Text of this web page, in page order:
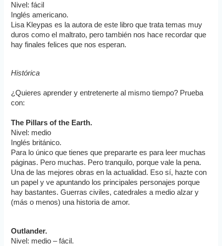
Nivel: fácil
Inglés americano.
Lisa Kleypas es la autora de este libro que trata temas muy
duros como el maltrato, pero también nos hace recordar que
hay finales felices que nos esperan.
Histórica
¿Quieres aprender y entretenerte al mismo tiempo? Prueba
con:
The Pillars of the Earth.
Nivel: medio
Inglés británico.
Para lo único que tienes que prepararte es para leer muchas
páginas. Pero muchas. Pero tranquilo, porque vale la pena.
Una de las mejores obras en la actualidad. Eso sí, hazte con
un papel y ve apuntando los principales personajes porque
hay bastantes. Guerras civiles, catedrales a medio alzar y
(más o menos) una historia de amor.
Outlander.
Nivel: medio – fácil.